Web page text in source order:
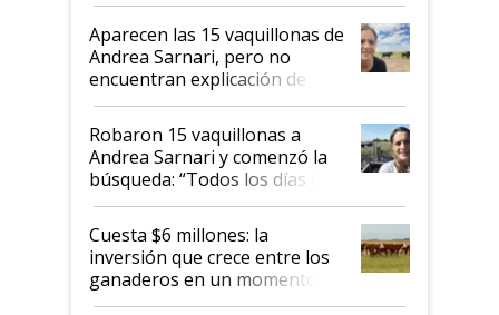
mandato muy claro del gobierno
nacional"
Aparecen las 15 vaquillonas de
Andrea Sarnari, pero no
encuentran explicación de
cómo llegaron allí
Robaron 15 vaquillonas a
Andrea Sarnari y comenzó la
búsqueda: “Todos los días le
toca a algún productor”
Cuesta $6 millones: la
inversión que crece entre los
ganaderos en un momento
histórico para la actividad